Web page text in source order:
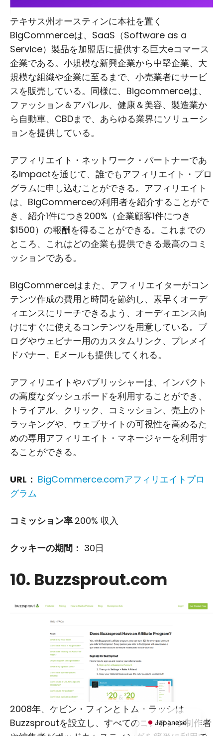
テキサス州オースティンに本社を置く
BigCommerceは、SaaS（Software as a
Service）製品を加盟店に提供する巨大eコマース
企業である。小規模な新興企業から中堅企業、大
規模な組織や企業に至るまで、小売業者にサービ
スを販売している。同様に、Bigcommerceは、
ファッション＆アパレル、健康＆美容、製造業か
ら自動車、CBDまで、あらゆる業界にソリューシ
ョンを提供している。
アフィリエイト・ネットワーク・パートナーであ
るImpactを通じて、誰でもアフィリエイト・プロ
グラムに申し込むことができる。アフィリエイト
は、BigCommerceの利用者を紹介することがで
き、紹介1件につき200%（企業顧客1件につき
$1500）の報酬を得ることができる。これまでの
ところ、これはどの企業も提供できる最高のコミ
ッションである。
BigCommerceはまた、アフィリエイターがコン
テンツ作成の費用と時間を節約し、素早くオーデ
ィエンスにリーチできるよう、オーディエンス向
けにすぐに使えるコンテンツを用意している。ブ
ログやウェビナー用のカスタムリンク、プレメイ
ドバナー、Eメールも提供してくれる。
アフィリエイトやパブリッシャーは、インパクト
の高度なダッシュボードを利用することができ、
トライアル、クリック、コミッション、売上のト
ラッキングや、ウェブサイトの可視性を高めるた
めの専用アフィリエイト・マネージャーを利用す
ることができる。
URL： BigCommerce.comアフィリエイトプロ
グラム
コミッション率 200% 収入
クッキーの期間： 30日
10. Buzzsprout.com
2008年、ケビン・フィンとトム・ラッシは
Buzzsproutを設立し、すべてのコンテンツ制作者
Japanese
English
French
German
Italian